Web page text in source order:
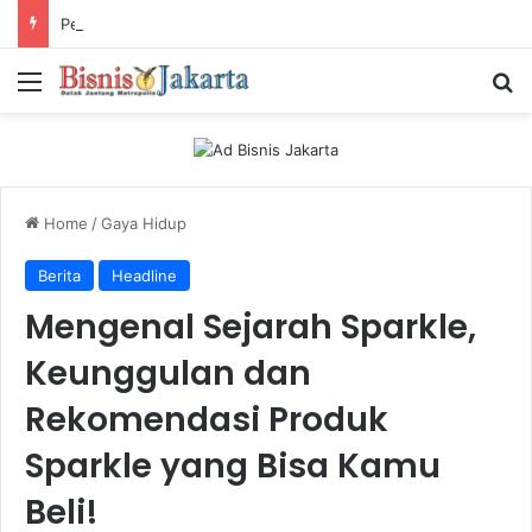
Menu
Home /Gaya Hidup
Berita Headline
Mengenal Sejarah Sparkle,
Keunggulan dan
Rekomendasi Produk
Sparkle yang Bisa Kamu
Beli!